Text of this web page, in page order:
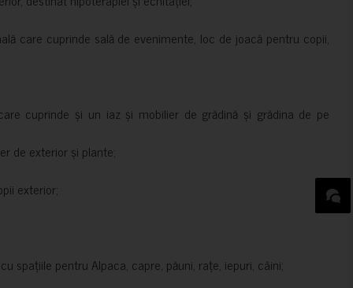
care cuprinde sală de evenimente, loc de joacă pentru copii,
cuprinde și un iaz și mobilier de grădină și grădina de pe
de exterior și plante;
exterior;
spațiile pentru Alpaca, capre, păuni, rațe, iepuri, câini;